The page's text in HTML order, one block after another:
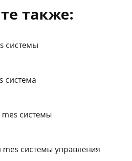
также:
системы
система
системы
mes системы управления